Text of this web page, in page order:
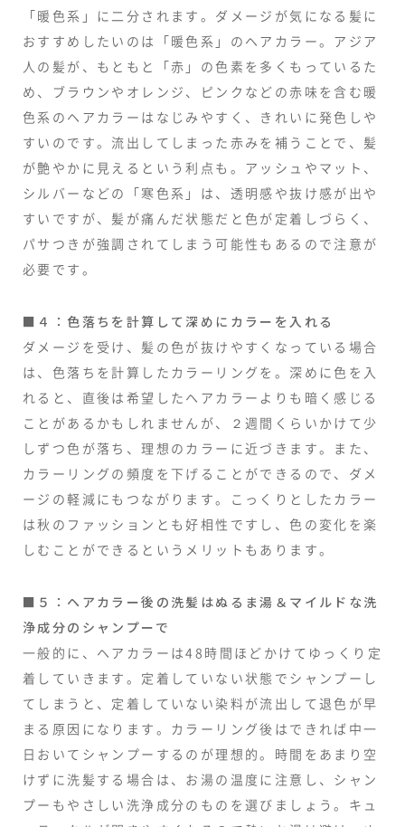
「暖色系」に二分されます。ダメージが気になる髪に
おすすめしたいのは「暖色系」のヘアカラー。アジア
人の髪が、もともと「赤」の色素を多くもっているた
め、ブラウンやオレンジ、ピンクなどの赤味を含む暖
色系のヘアカラーはなじみやすく、きれいに発色しや
すいのです。流出してしまった赤みを補うことで、髪
が艶やかに見えるという利点も。アッシュやマット、
シルバーなどの「寒色系」は、透明感や抜け感が出や
すいですが、髪が痛んだ状態だと色が定着しづらく、
パサつきが強調されてしまう可能性もあるので注意が
必要です。
■４：色落ちを計算して深めにカラーを入れる
ダメージを受け、髪の色が抜けやすくなっている場合
は、色落ちを計算したカラーリングを。深めに色を入
れると、直後は希望したヘアカラーよりも暗く感じる
ことがあるかもしれませんが、２週間くらいかけて少
しずつ色が落ち、理想のカラーに近づきます。また、
カラーリングの頻度を下げることができるので、ダメ
ージの軽減にもつながります。こっくりとしたカラー
は秋のファッションとも好相性ですし、色の変化を楽
しむことができるというメリットもあります。
■５：ヘアカラー後の洗髪はぬるま湯＆マイルドな洗
浄成分のシャンプーで
一般的に、ヘアカラーは48時間ほどかけてゆっくり定
着していきます。定着していない状態でシャンプーし
てしまうと、定着していない染料が流出して退色が早
まる原因になります。カラーリング後はできれば中一
日おいてシャンプーするのが理想的。時間をあまり空
けずに洗髪する場合は、お湯の温度に注意し、シャン
プーもやさしい洗浄成分のものを選びましょう。キュ